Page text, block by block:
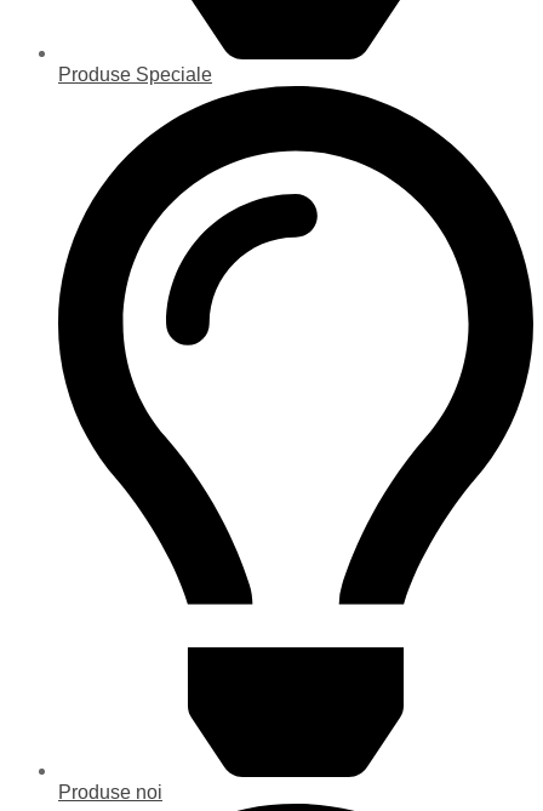
Produse Speciale
Produse noi